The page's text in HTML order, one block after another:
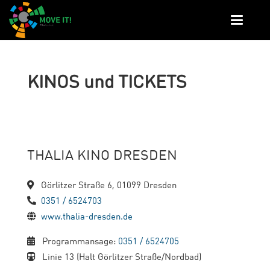
KINOS und TICKETS
THALIA KINO DRESDEN
Görlitzer Straße 6, 01099 Dresden
0351 / 6524703
www.thalia-dresden.de
Programmansage: 0351 / 6524705
Linie 13 (Halt Görlitzer Straße/Nordbad)